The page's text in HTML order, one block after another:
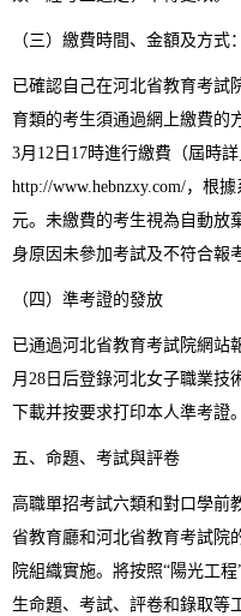
（三）繳費時間、金額及方式：
已確認自己在河北省教育考試
育類的考生須通過網上繳費的
3月12日17時進行繳費（屆時
http://www.hebnzxy.com/，根
元。未繳費的考生視為自動放
身原因未參加考試及不符合報
（四）準考證的發放
已通過河北省教育考試院網站
月28日后登錄河北女子職業技
下載并按要求打印本人準考證。
五、命題、考試與評卷
高職單招考試六類和對口學前
省教育廳和河北省教育考試院
院組織實施。將按照“陽光工
生命題、考試、評卷和錄取等